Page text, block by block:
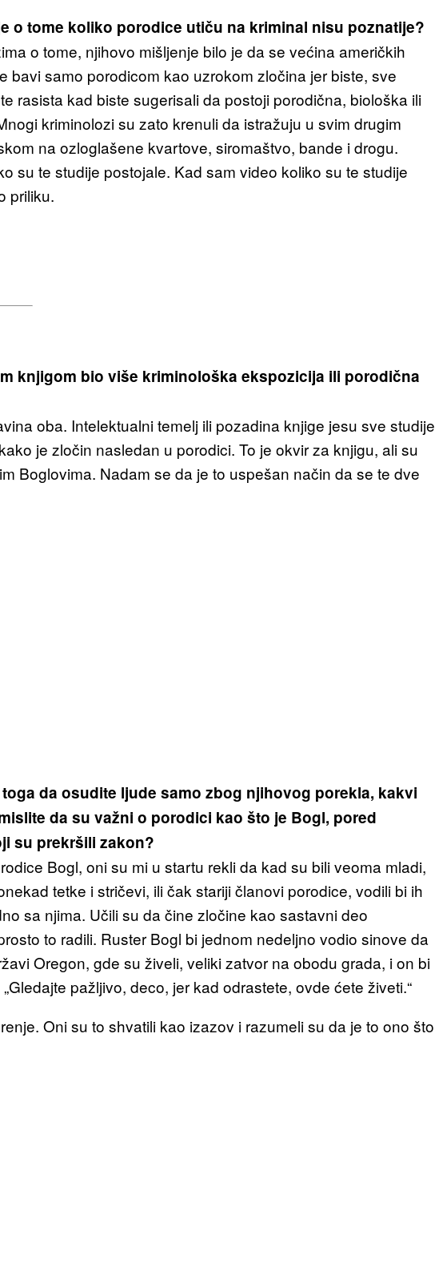
o tome koliko porodice utiču na kriminal nisu poznatije?
o tome, njihovo mišljenje bilo je da se većina američkih
bavi samo porodicom kao uzrokom zločina jer biste, sve
rasista kad biste sugerisali da postoji porodična, biološka ili
kriminolozi su zato krenuli da istražuju u svim drugim
na ozloglašene kvartove, siromaštvo, bande i drogu.
su te studije postojale. Kad sam video koliko su te studije
priliku.
knjigom bio više kriminološka ekspozicija ili porodična
oba. Intelektualni temelj ili pozadina knjige jesu sve studije
je zločin nasledan u porodici. To je okvir za knjigu, ali su
Boglovima. Nadam se da je to uspešan način da se te dve
da osudite ljude samo zbog njihovog porekla, kakvi
da su važni o porodici kao što je Bogl, pored
su prekršili zakon?
Bogl, oni su mi u startu rekli da kad su bili veoma mladi,
tetke i stričevi, ili čak stariji članovi porodice, vodili bi ih
sa njima. Učili su da čine zločine kao sastavni deo
to radili. Ruster Bogl bi jednom nedeljno vodio sinove da
Oregon, gde su živeli, veliki zatvor na obodu grada, i on bi
pažljivo, deco, jer kad odrastete, ovde ćete živeti.“
Oni su to shvatili kao izazov i razumeli su da je to ono što